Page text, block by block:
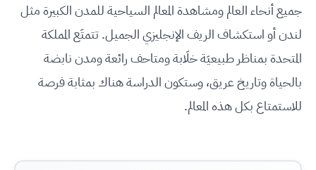
جميع أنحاء العالم ومشاهدة المعالم السياحية للمدن الكبيرة مثل
لندن أو استكشاف الريف الإنجليزي الجميل. تتمتَع المملكة
المتحدة بمناظر طبيعيَة خلَابة ومتاحف رائعة ومدن نابضة
بالحياة وتاريخ عريق، وستكون الدراسة هناك بمثابة فرصة
للاستمتاع بكل هذه المعالم.